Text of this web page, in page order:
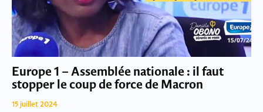
Europe 1 – Assemblée nationale : il faut
stopper le coup de force de Macron
15 juillet 2024